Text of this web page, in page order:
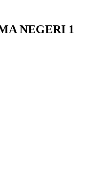
NEGERI 1